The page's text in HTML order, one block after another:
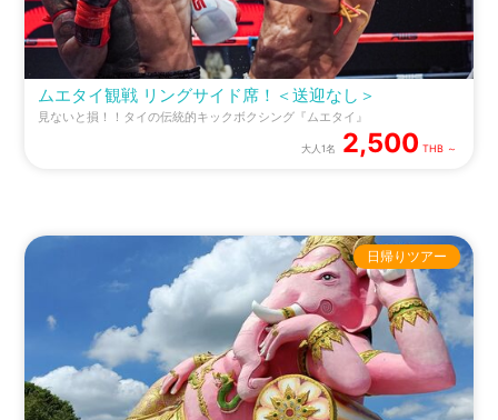
ムエタイ観戦 リングサイド席！＜送迎なし＞
見ないと損！！タイの伝統的キックボクシング『ムエタイ』
大人1名 2,500 THB ～
日帰りツアー